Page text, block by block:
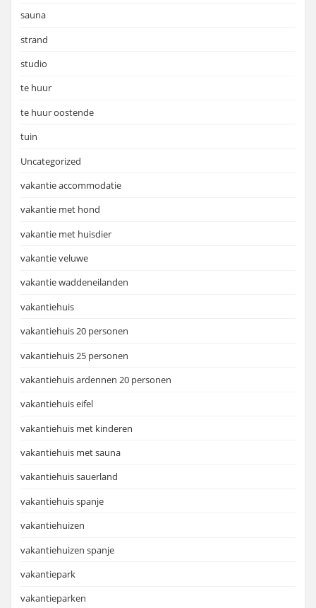
sauna
strand
studio
te huur
te huur oostende
tuin
Uncategorized
vakantie accommodatie
vakantie met hond
vakantie met huisdier
vakantie veluwe
vakantie waddeneilanden
vakantiehuis
vakantiehuis 20 personen
vakantiehuis 25 personen
vakantiehuis ardennen 20 personen
vakantiehuis eifel
vakantiehuis met kinderen
vakantiehuis met sauna
vakantiehuis sauerland
vakantiehuis spanje
vakantiehuizen
vakantiehuizen spanje
vakantiepark
vakantieparken